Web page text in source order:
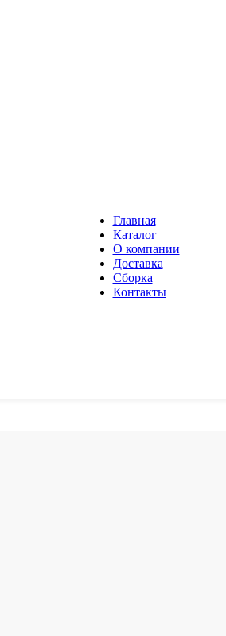
Главная
Каталог
О компании
Доставка
Сборка
Контакты